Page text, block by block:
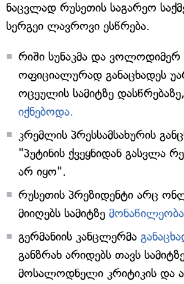
ნაცვლად რუსეთის საგარეო
სერგეი ლავროვი ესწრება.
რიში სუნაკმა და ვოლოდიმერ
ოფიციალურად განაცხადეს
ოცეულის სამიტზე
იქნებოდა.
კრემლის პრესსამსახურის
"პუტინის ქვეყნიდან გასვლა
არ იყო".
რუსეთის პრეზიდენტი არც
მიიღებს სამიტზე
გერმანიის კანცლერმა
განზრახ არიდებს თავს
მოსალოდნელი კრიტიკის და